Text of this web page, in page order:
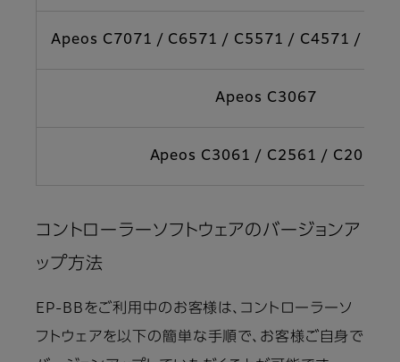
Apeos C7071 / C6571 / C5571 / C4571 /
Apeos C3067
Apeos C3061 / C2561 / C2061
コントローラーソフトウェアのバージョンア
ップ方法
EP-BBをご利用中のお客様は、コントローラーソ
フトウェアを以下の簡単な手順で、お客様ご自身で